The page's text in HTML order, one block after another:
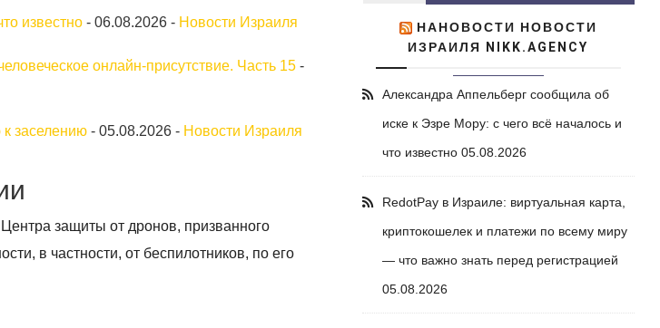
известно -06.08.2026 - Новости Израиля
онлайн-присутствие. Часть 15 -
заселению -05.08.2026 - Новости Израиля
защиты от дронов, призванного
в частности, от беспилотников, по его
НАНОВОСТИ НОВОСТИ
ИЗРАИЛЯ NIKK.AGENCY
Александра Аппельберг сообщила об
иске к Эзре Мору: с чего всё началось и
что известно 05.08.2026
RedotPay в Израиле: виртуальная карта,
криптокошелек и платежи по всему миру
— что важно знать перед регистрацией
05.08.2026